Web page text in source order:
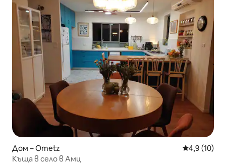
Дом – Ometz Средна
4,9 (10)
Къща в село в Амц